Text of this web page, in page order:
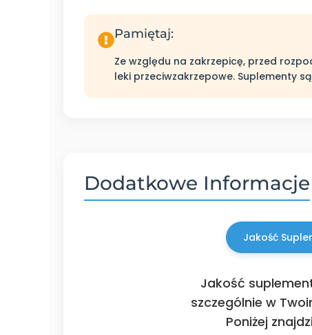
Pamiętaj:
Ze względu na zakrzepicę, przed
leki przeciwzakrzepowe. Suplementy
Dodatkowe Informacje
Jakość
Jakość
szczególnie w
Poniżej